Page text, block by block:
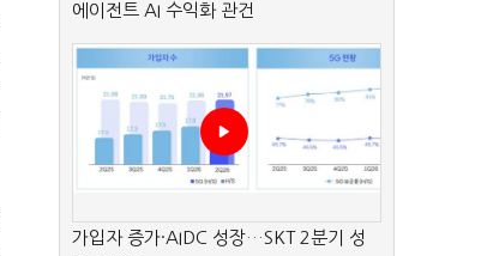
에이전트 AI 수익화 관건
가입자 증가·AIDC 성장…SKT 2분기 성